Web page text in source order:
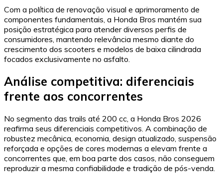
Com a política de renovação visual e aprimoramento de
componentes fundamentais, a Honda Bros mantém sua
posição estratégica para atender diversos perfis de
consumidores, mantendo relevância mesmo diante do
crescimento dos scooters e modelos de baixa cilindrada
focados exclusivamente no asfalto.
Análise competitiva: diferenciais
frente aos concorrentes
No segmento das trails até 200 cc, a Honda Bros 2026
reafirma seus diferenciais competitivos. A combinação de
robustez mecânica, economia, design atualizado, suspensão
reforçada e opções de cores modernas a elevam frente a
concorrentes que, em boa parte dos casos, não conseguem
reproduzir a mesma confiabilidade e tradição de pós-venda.